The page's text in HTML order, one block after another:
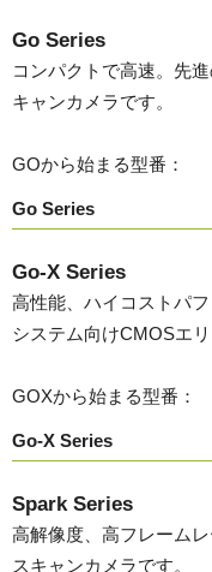
Go Series
コンパクトで高速。先
キャンカメラです。
GOから始まる型番：
Go Series
Go-X Series
高性能、ハイコストパ
システム向けCMOSエ
GOXから始まる型番：
Go-X Series
Spark Series
高解像度、高フレーム
スキャンカメラです。